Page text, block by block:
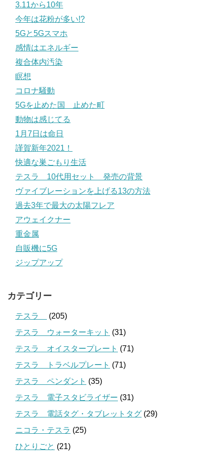
3.11から10年
今年は花粉が多い!?
5Gと5Gスマホ
感情はエネルギー
複合体内汚染
瞑想
コロナ騒動
5Gを止めた国 止めた町
動物は感じてる
1月7日は命日
謹賀新年2021！
快適な巣ごもり生活
テスラ 10代用セット 発売の背景
ヴァイブレーションを上げる13の方法
過去3年で最大の太陽フレア
アウェイクナー
重金属
自販機に5G
ジップアップ
カテゴリー
テスラ
(205)
テスラ ウォーターキット (31)
テスラ オイスタープレート (71)
テスラ トラベルプレート (71)
テスラ ペンダント (35)
テスラ 電子スタビライザー (31)
テスラ 電話タグ・タブレットタグ (29)
ニコラ・テスラ (25)
ひとりごと (21)